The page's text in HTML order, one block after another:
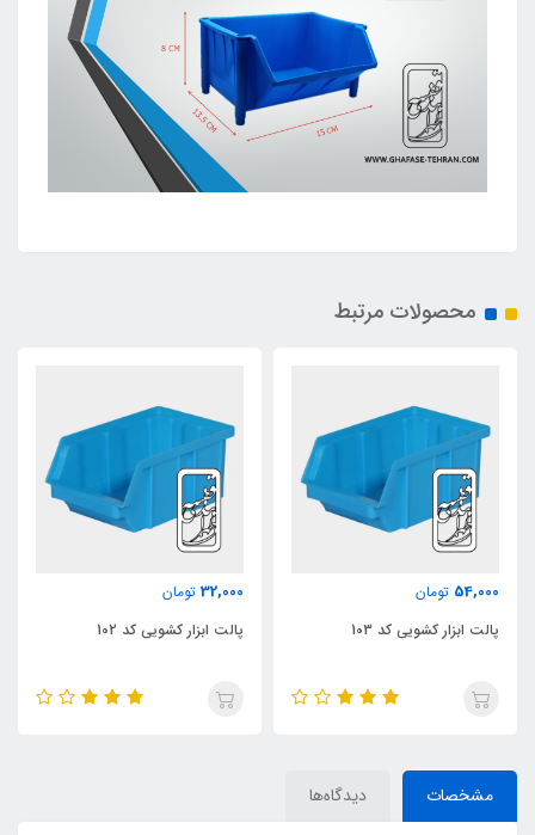
محصولات مرتبط
54,000 تومان
پالت ابزار کشویی کد 103
32,000 تومان
پالت ابزار کشویی کد 102
مشخصات دیدگاه‌ها